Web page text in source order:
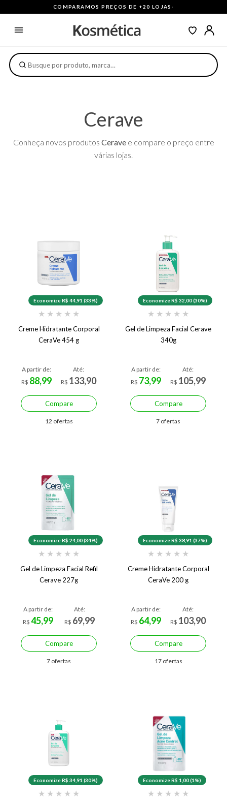
COMPARAMOS PREÇOS DE +20 LOJAS ·
Cerave
Conheça novos produtos Ceravee compare o preço entre
várias lojas.
Economize R$ 44,91 (33%)
★ ★ ★ ★ ★
Creme Hidratante Corporal
CeraVe 454 g
A partir de:
R$ 88,99
Até:
R$ 133,90
Compare
12 ofertas
Economize R$ 32,00 (30%)
★ ★ ★ ★ ★
Gel de Limpeza Facial Cerave
340g
A partir de:
R$ 73,99
Até:
R$ 105,99
Compare
7 ofertas
Economize R$ 24,00 (34%)
★ ★ ★ ★ ★
Gel de Limpeza Facial Refil
Cerave 227g
A partir de:
R$45,99
Até:
R$ 69,99
Compare
7 ofertas
Economize R$ 38,91 (37%)
★ ★ ★ ★ ★
Creme Hidratante Corporal
CeraVe 200 g
A partir de:
R$ 64,99
Até:
R$ 103,90
Compare
17 ofertas
Economize R$ 34,91 (30%)
★ ★ ★ ★ ★
Economize R$ 1,00 (1%)
★ ★ ★ ★ ★